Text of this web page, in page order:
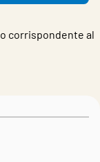
corrispondente al